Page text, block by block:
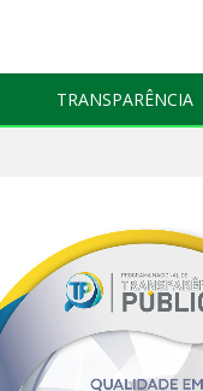
TRANSPARÊNCIA